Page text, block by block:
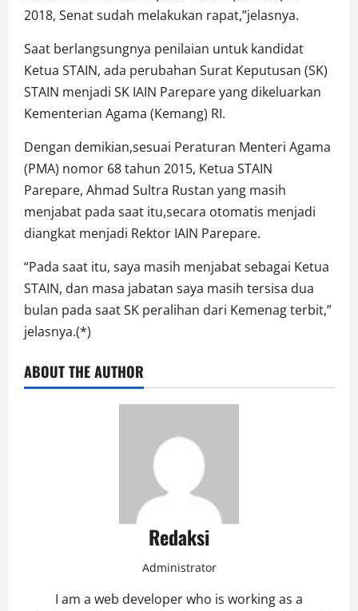
2018, Senat sudah melakukan rapat,”jelasnya.
Saat berlangsungnya penilaian untuk kandidat
Ketua STAIN, ada perubahan Surat Keputusan (SK)
STAIN menjadi SK IAIN Parepare yang dikeluarkan
Kementerian Agama (Kemang) RI.
Dengan demikian,sesuai Peraturan Menteri Agama
(PMA) nomor 68 tahun 2015, Ketua STAIN
Parepare, Ahmad Sultra Rustan yang masih
menjabat pada saat itu,secara otomatis menjadi
diangkat menjadi Rektor IAIN Parepare.
“Pada saat itu, saya masih menjabat sebagai Ketua
STAIN, dan masa jabatan saya masih tersisa dua
bulan pada saat SK peralihan dari Kemenag terbit,”
jelasnya.(*)
ABOUT THE AUTHOR
Redaksi
Administrator
I am a web developer who is working as a